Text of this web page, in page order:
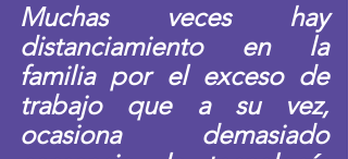
Muchas veces hay
distanciamiento en la
familia por el exceso de
trabajo que a su vez,
ocasiona demasiado